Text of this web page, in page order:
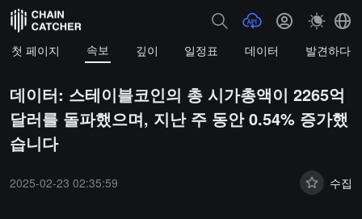
첫 페이지 속보 깊이 일정표 데이터 발견하다
데이터: 스테이블코인의 총 시가총액이 2265억
달러를 돌파했으며, 지난 주 동안 0.54% 증가했
습니다
2025-02-23 02:35:59 수집